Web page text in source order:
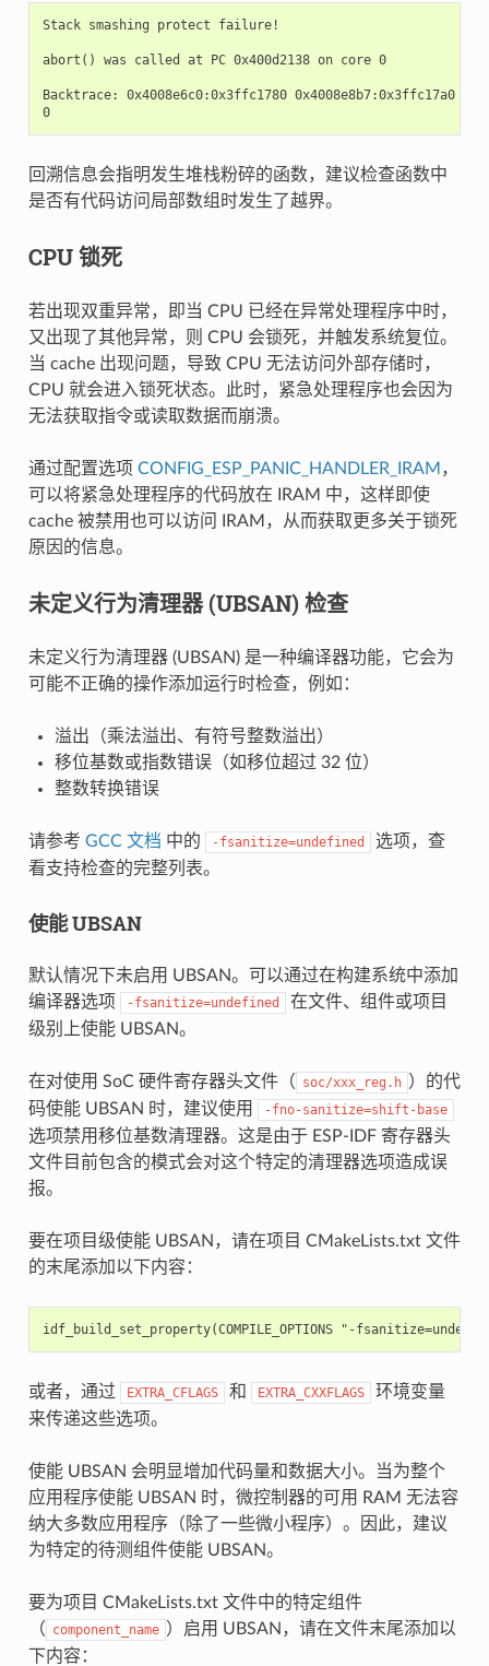
Stack smashing protect failure!
abort() was called at PC 0x400d2138 on core 0
Backtrace: 0x4008e6c0:0x3ffc1780 0x4008e8b7:0x3ffc17a0
0
回溯信息会指明发生堆栈粉碎的函数，建议检查函数中
是否有代码访问局部数组时发生了越界。
CPU 锁死
若出现双重异常，即当 CPU 已经在异常处理程序中时，
又出现了其他异常，则 CPU 会锁死，并触发系统复位。
当 cache 出现问题，导致 CPU 无法访问外部存储时，
CPU 就会进入锁死状态。此时，紧急处理程序也会因为
无法获取指令或读取数据而崩溃。
通过配置选项 CONFIG_ESP_PANIC_HANDLER_IRAM ，
可以将紧急处理程序的代码放在 IRAM 中，这样即使
cache 被禁用也可以访问 IRAM，从而获取更多关于锁死
原因的信息。
未定义行为清理器 (UBSAN) 检查
未定义行为清理器 (UBSAN) 是一种编译器功能，它会为
可能不正确的操作添加运行时检查，例如：
溢出（乘法溢出、有符号整数溢出）
移位基数或指数错误（如移位超过 32 位）
整数转换错误
请参考 GCC 文档 中的 -fsanitize=undefined
选项，查
看支持检查的完整列表。
使能 UBSAN
默认情况下未启用 UBSAN。可以通过在构建系统中添加
编译器选项
-fsanitize=undefined
在文件、组件或项目
级别上使能 UBSAN。
在对使用 SoC 硬件寄存器头文件（ soc/xxx_reg.h ）的代
码使能 UBSAN 时，建议使用
-fno-sanitize=shift-base
选项禁用移位基数清理器。这是由于 ESP-IDF 寄存器头
文件目前包含的模式会对这个特定的清理器选项造成误
报。
要在项目级使能 UBSAN，请在项目 CMakeLists.txt 文件
的末尾添加以下内容：
或者，通过 EXTRA_CFLAGS 和 EXTRA_CXXFLAGS
环境变量
来传递这些选项。
使能 UBSAN 会明显增加代码量和数据大小。当为整个
应用程序使能 UBSAN 时，微控制器的可用 RAM 无法容
纳大多数应用程序（除了一些微小程序）。因此，建议
为特定的待测组件使能 UBSAN。
要为项目 CMakeLists.txt 文件中的特定组件
（
component_name ）启用 UBSAN，请在文件末尾添加以
下内容：